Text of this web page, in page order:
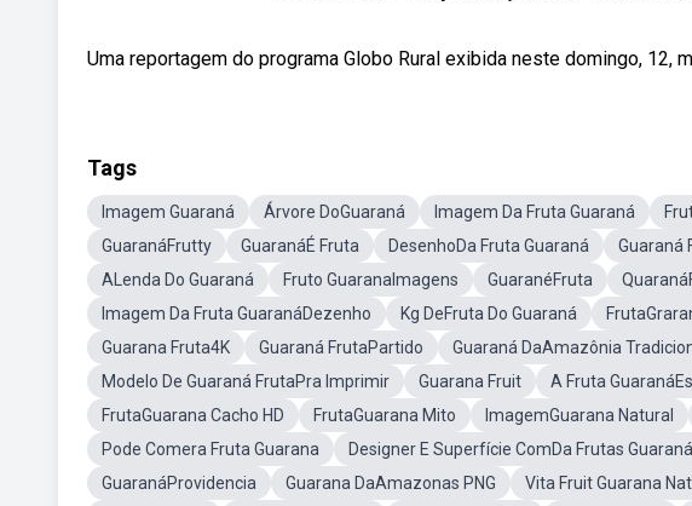
Uma reportagem do programa Globo Rural exibida neste domingo, 12,
Tags
Imagem Guaraná Árvore DoGuaraná Imagem Da Fruta Guaraná
GuaranáFrutty
GuaranáÉ Fruta DesenhoDa Fruta Guaraná Guaraná
ALenda Do Guaraná
Fruto GuaranaImagens GuaranéFruta
Imagem Da Fruta GuaranáDezenho
Kg DeFruta Do Guaraná
Guarana Fruta4K
Guaraná FrutaPartido Guaraná DaAmazônia
Modelo De Guaraná FrutaPra Imprimir
Guarana Fruit A Fruta
FrutaGuarana Cacho HD
FrutaGuarana Mito ImagemGuarana Natural
Pode Comera Fruta Guarana
Designer E Superfície ComDa Frutas Guaraná
GuaranáProvidencia
Guarana DaAmazonas PNG Vita Fruit Guarana